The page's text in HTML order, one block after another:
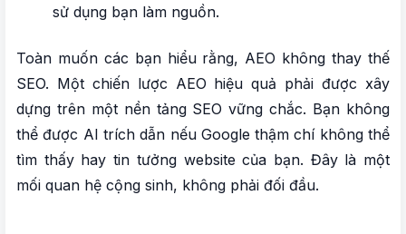
sử dụng bạn làm nguồn.
Toàn muốn các bạn hiểu rằng, AEO không thay thế
SEO. Một chiến lược AEO hiệu quả phải được xây
dựng trên một nền tảng SEO vững chắc. Bạn không
thể được AI trích dẫn nếu Google thậm chí không thể
tìm thấy hay tin tưởng website của bạn. Đây là một
mối quan hệ cộng sinh, không phải đối đầu.